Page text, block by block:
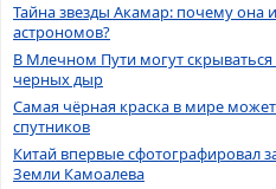
Тайна звезды Акамар: почему она
астрономов?
В Млечном Пути могут
черных дыр
Самая чёрная краска в мире
спутников
Китай впервые сфотографировал
Земли Камоалева